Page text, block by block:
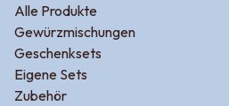
Alle Produkte
Gewürzmischungen
Geschenksets
Eigene Sets
Zubehör